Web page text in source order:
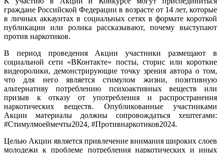
граждане Российской Федерации в возрасте от 14 лет, которые
в личных аккаунтах в социальных сетях в формате короткой
публикации или ролика рассказывают, почему выступают
против наркотиков.
В период проведения Акции участники размещают в
социальной сети «ВКонтакте» посты, сторис или короткие
видеоролики, демонстрирующие точку зрения автора о том,
что для него является стимулом жизни, позитивную
альтернативу потреблению психоактивных веществ или
призыв к отказу от употребления и распространения
наркотических веществ. Опубликованные участниками
Акции материалы должны сопровождаться хештегами:
#Стимулмоеймечты2024, #Противнаркотиков2024.
Целью Акции является привлечение внимания широких слоев
молодежи к проблеме потребления наркотических и иных